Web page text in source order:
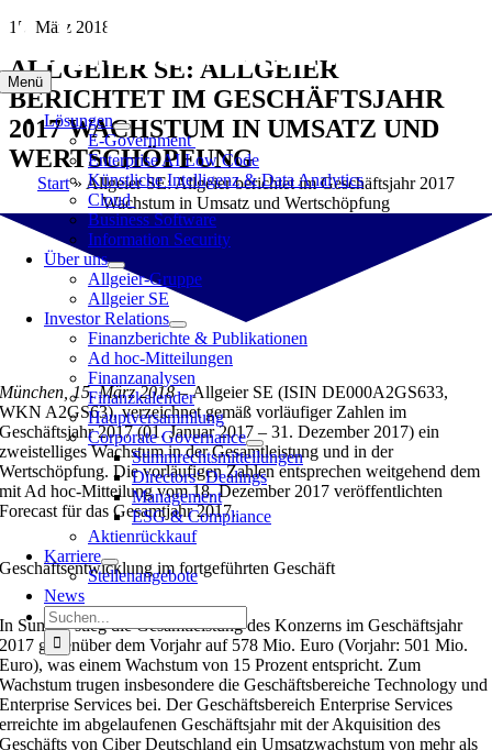
Zum
springen
Menü
Lösungen
E-Government
Enterprise AI Low Code
Künstliche Intelligenz & Data Analytics
Cloud
Business Software
Information Security
Über uns
Allgeier-Gruppe
Allgeier SE
Investor Relations
Finanzberichte & Publikationen
Ad hoc-Mitteilungen
Finanzanalysen
Finanzkalender
Hauptversammlung
Corporate Governance
Stimmrechtsmitteilungen
Directors‘ Dealings
Management
ESG & Compliance
Aktienrückkauf
Karriere
Stellenangebote
News
Suche
nach:
15. März 2018
ALLGEIER SE: ALLGEIER
BERICHTET IM GESCHÄFTSJAHR
2017 WACHSTUM IN UMSATZ UND
WERTSCHÖPFUNG
Start» Allgeier SE: Allgeier berichtet im Geschäftsjahr 2017
Wachstum in Umsatz und Wertschöpfung
München, 15. März 2018 –Allgeier SE (ISIN DE000A2GS633,
WKN A2GS63), verzeichnet gemäß vorläufiger Zahlen im
Geschäftsjahr 2017 (01. Januar 2017 – 31. Dezember 2017) ein
zweistelliges Wachstum in der Gesamtleistung und in der
Wertschöpfung. Die vorläufigen Zahlen entsprechen weitgehend dem
mit Ad hoc-Mitteilung vom 18. Dezember 2017 veröffentlichten
Forecast für das Gesamtjahr 2017.
Geschäftsentwicklung im fortgeführten Geschäft
In Summe stieg die Gesamtleistung des Konzerns im Geschäftsjahr
2017 gegenüber dem Vorjahr auf 578 Mio. Euro (Vorjahr: 501 Mio.
Euro), was einem Wachstum von 15 Prozent entspricht. Zum
Wachstum trugen insbesondere die Geschäftsbereiche Technology und
Enterprise Services bei. Der Geschäftsbereich Enterprise Services
erreichte im abgelaufenen Geschäftsjahr mit der Akquisition des
Geschäfts von Ciber Deutschland ein Umsatzwachstum von mehr als